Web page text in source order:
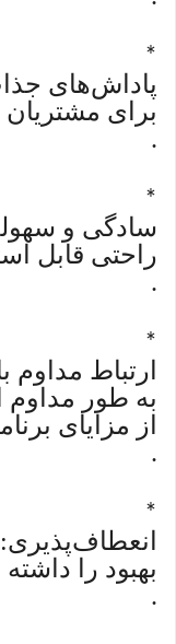
*
پاداش‌های
برای
.
*
سادگی و
راحتی قابل
.
*
ارتباط مداوم
به طور مداوم
از مزایای
.
*
انعطاف‌پذیری:
بهبود را
.